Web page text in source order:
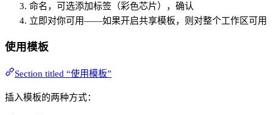
命名，可选添加标签（彩色芯片），确认
立即对你可用——如果开启共享模板，则对整个工作区可用
使用模板
Section titled “使用模板”
插入模板的两种方式：